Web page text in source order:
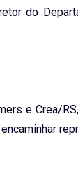
do
e Crea/